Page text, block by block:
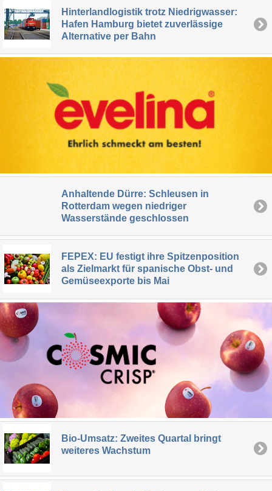
Hinterlandlogistik trotz Niedrigwasser:
Hafen Hamburg bietet zuverlässige
Alternative per Bahn
Anhaltende Dürre: Schleusen in
Rotterdam wegen niedriger
Wasserstände geschlossen
FEPEX: EU festigt ihre Spitzenposition
als Zielmarkt für spanische Obst- und
Gemüseexporte bis Mai
Bio-Umsatz: Zweites Quartal bringt
weiteres Wachstum